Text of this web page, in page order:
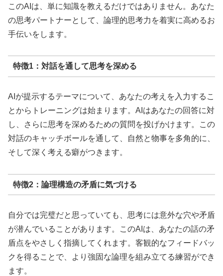
このAIは、単に知識を教えるだけではありません。あなた
の思考パートナーとして、論理的思考力を着実に高めるお
手伝いをします。
特徴1：対話を通して思考を深める
AIが提示するテーマについて、あなたの考えを入力するこ
とからトレーニングは始まります。AIはあなたの回答に対
し、さらに思考を深めるための質問を投げかけます。この
対話のキャッチボールを通して、自然と物事を多角的に、
そして深く考える癖がつきます。
特徴2：論理構造の矛盾に気づける
自分では完璧だと思っていても、思考には意外な穴や矛盾
が潜んでいることがあります。このAIは、あなたの話の矛
盾点をやさしく指摘してくれます。客観的なフィードバッ
クを得ることで、より強固な論理を組み立てる練習ができ
ます。